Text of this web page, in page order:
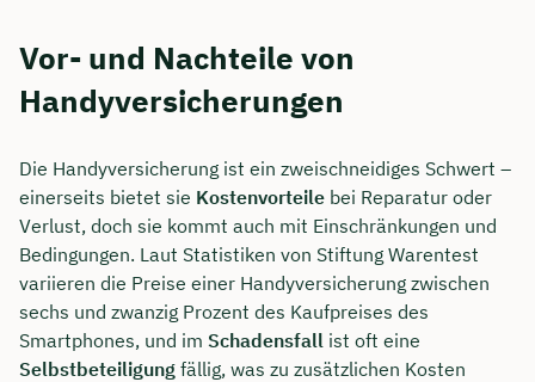
Vor- und Nachteile von
Handyversicherungen
Die Handyversicherung ist ein zweischneidiges Schwert –
einerseits bietet sie Kostenvorteile bei Reparatur oder
Verlust, doch sie kommt auch mit Einschränkungen und
Bedingungen. Laut Statistiken von Stiftung Warentest
variieren die Preise einer Handyversicherung zwischen
sechs und zwanzig Prozent des Kaufpreises des
Smartphones, und im Schadensfall ist oft eine
Selbstbeteiligung fällig, was zu zusätzlichen Kosten